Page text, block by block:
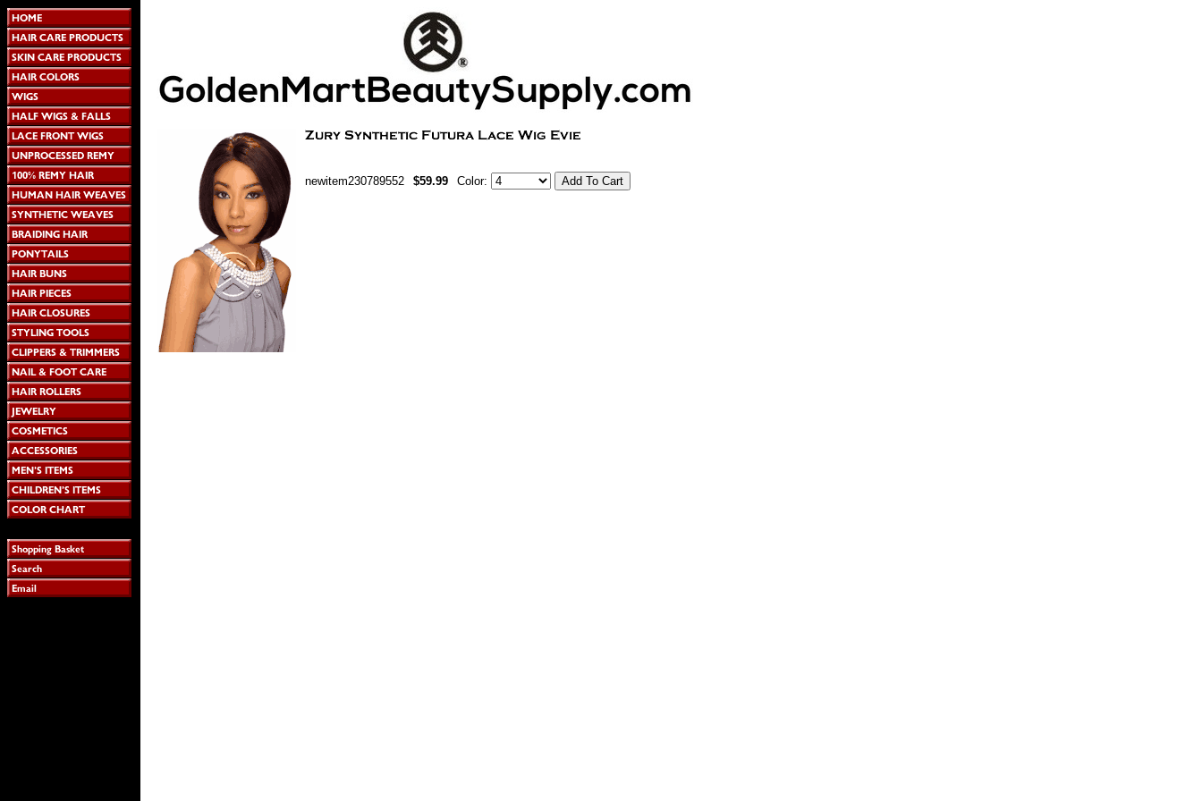
newitem230789552 $59.99 Color: